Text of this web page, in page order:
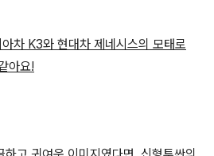
차 K3와 현대차 제네시스의 모태로
아요!